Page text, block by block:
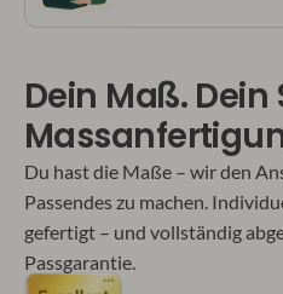
Dein Maß. Dein
Du hast die Maße – wir den
Passendes zu machen.
gefertigt – und vollständig
Passgarantie.